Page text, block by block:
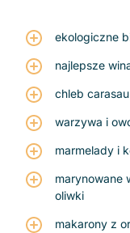
ekologiczne
najlepsze
chleb carasau
warzywa i
marmelady i
marynowane
oliwki
makarony z